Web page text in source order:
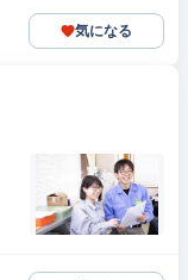
気になる